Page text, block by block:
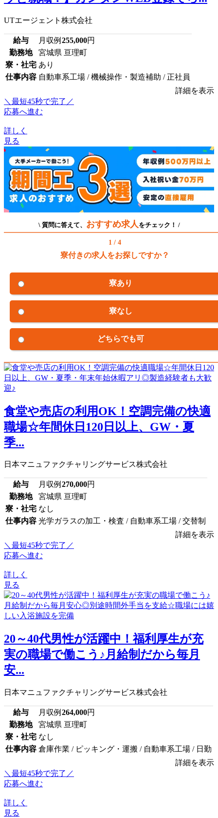
UTエージェント株式会社
給与 月収例 255,000円
勤務地
宮城県 亘理町
寮・社宅 あり
仕事内容 自動車系工場 / 機械操作・製造補助 / 正社員
詳細を表示
＼最短45秒で完了／
応募へ進む
詳しく
見る
\ 質問に答えて、 おすすめ求人 をチェック！ /
1 / 4
寮付きの求人をお探しですか？
寮あり
寮なし
どちらでも可
食堂や売店の利用OK！空調完備の快適
職場☆年間休日120日以上、GW・夏
季...
日本マニュファクチャリングサービス株式会社
給与 月収例 270,000円
勤務地
宮城県 亘理町
寮・社宅 なし
仕事内容 光学ガラスの加工・検査 / 自動車系工場 / 交替制
詳細を表示
＼最短45秒で完了／
応募へ進む
詳しく
見る
20～40代男性が活躍中！福利厚生が充
実の職場で働こう♪月給制だから毎月
安...
日本マニュファクチャリングサービス株式会社
給与 月収例 264,000円
勤務地
宮城県 亘理町
寮・社宅 なし
仕事内容 倉庫作業 / ピッキング・運搬 / 自動車系工場 / 日勤
詳細を表示
＼最短45秒で完了／
応募へ進む
詳しく
見る